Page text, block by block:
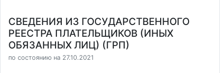
СВЕДЕНИЯ ИЗ ГОСУДАРСТВЕННОГО
РЕЕСТРА ПЛАТЕЛЬЩИКОВ (ИНЫХ
ОБЯЗАННЫХ ЛИЦ) (ГРП)
по состоянию на 27.10.2021